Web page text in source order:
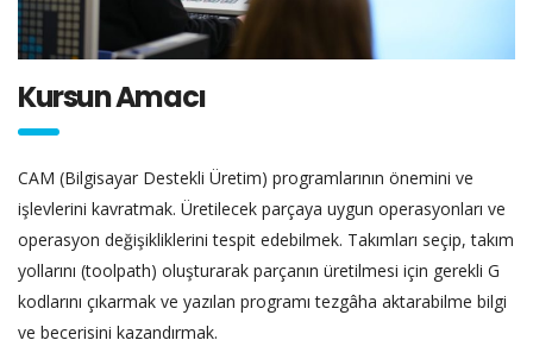
Kursun Amacı
CAM (Bilgisayar Destekli Üretim) programlarının önemini ve
işlevlerini kavratmak. Üretilecek parçaya uygun operasyonları ve
operasyon değişikliklerini tespit edebilmek. Takımları seçip, takım
yollarını (toolpath) oluşturarak parçanın üretilmesi için gerekli G
kodlarını çıkarmak ve yazılan programı tezgâha aktarabilme bilgi
ve becerisini kazandırmak.